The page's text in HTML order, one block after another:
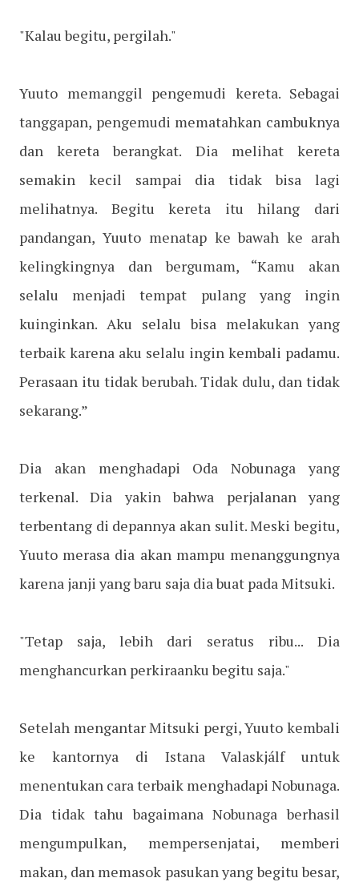
"Kalau begitu, pergilah."
Yuuto memanggil pengemudi kereta. Sebagai
tanggapan, pengemudi mematahkan cambuknya
dan kereta berangkat. Dia melihat kereta
semakin kecil sampai dia tidak bisa lagi
melihatnya. Begitu kereta itu hilang dari
pandangan, Yuuto menatap ke bawah ke arah
kelingkingnya dan bergumam, “Kamu akan
selalu menjadi tempat pulang yang ingin
kuinginkan. Aku selalu bisa melakukan yang
terbaik karena aku selalu ingin kembali padamu.
Perasaan itu tidak berubah. Tidak dulu, dan tidak
sekarang.”
Dia akan menghadapi Oda Nobunaga yang
terkenal. Dia yakin bahwa perjalanan yang
terbentang di depannya akan sulit. Meski begitu,
Yuuto merasa dia akan mampu menanggungnya
karena janji yang baru saja dia buat pada Mitsuki.
"Tetap saja, lebih dari seratus ribu... Dia
menghancurkan perkiraanku begitu saja."
Setelah mengantar Mitsuki pergi, Yuuto kembali
ke kantornya di Istana Valaskjálf untuk
menentukan cara terbaik menghadapi Nobunaga.
Dia tidak tahu bagaimana Nobunaga berhasil
mengumpulkan, mempersenjatai, memberi
makan, dan memasok pasukan yang begitu besar,